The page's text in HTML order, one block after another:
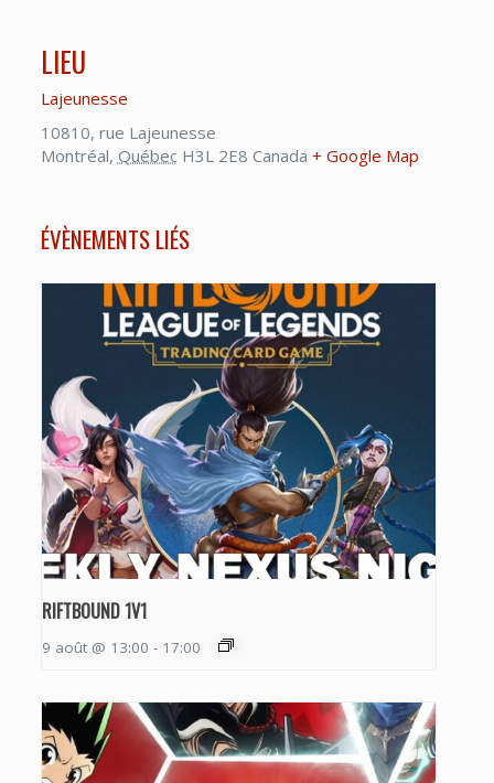
LIEU
Lajeunesse
10810, rue Lajeunesse
Montréal, Québec H3L 2E8 Canada + Google Map
ÉVÈNEMENTS LIÉS
RIFTBOUND 1V1
9 août @ 13:00 - 17:00